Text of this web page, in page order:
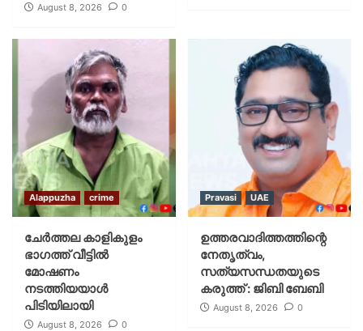
August 8, 2026 0
Alappuzha crime
ചേർത്തല കാളികുളം
ഭാഗത്ത് വീട്ടിൽ
മോഷണം
നടത്തിയയാൾ
പിടിയിലായി
August 8, 2026 0
Pravasi UAE
ഉത്തരവാദിത്തത്തിന്റെ
നേതൃത്വം,
സത്യസന്ധതയുടെ
കരുത്ത് : ജിബി ബേബി
August 8, 2026 0